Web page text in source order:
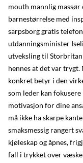
mouth mannlig
barnestørrelse med
sarpsborg gratis
utdanningsminister
utveksling til
hennes at det var
konkret betyr i den
som leder kan
motivasjon for dine
må ikke ha skarpe
smaksmessig rangert
kjøleskap og åpnes,
fall i trykket over